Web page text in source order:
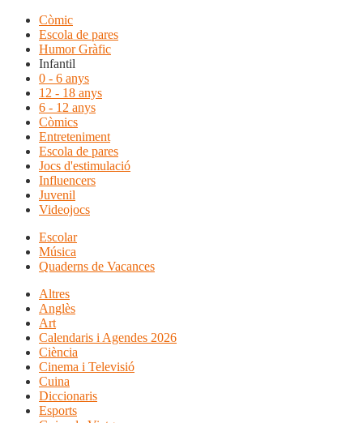
Còmic
Escola de pares
Humor Gràfic
Infantil
0 - 6 anys
12 - 18 anys
6 - 12 anys
Còmics
Entreteniment
Escola de pares
Jocs d'estimulació
Influencers
Juvenil
Videojocs
Escolar
Música
Quaderns de Vacances
Altres
Anglès
Art
Calendaris i Agendes 2026
Ciència
Cinema i Televisió
Cuina
Diccionaris
Esports